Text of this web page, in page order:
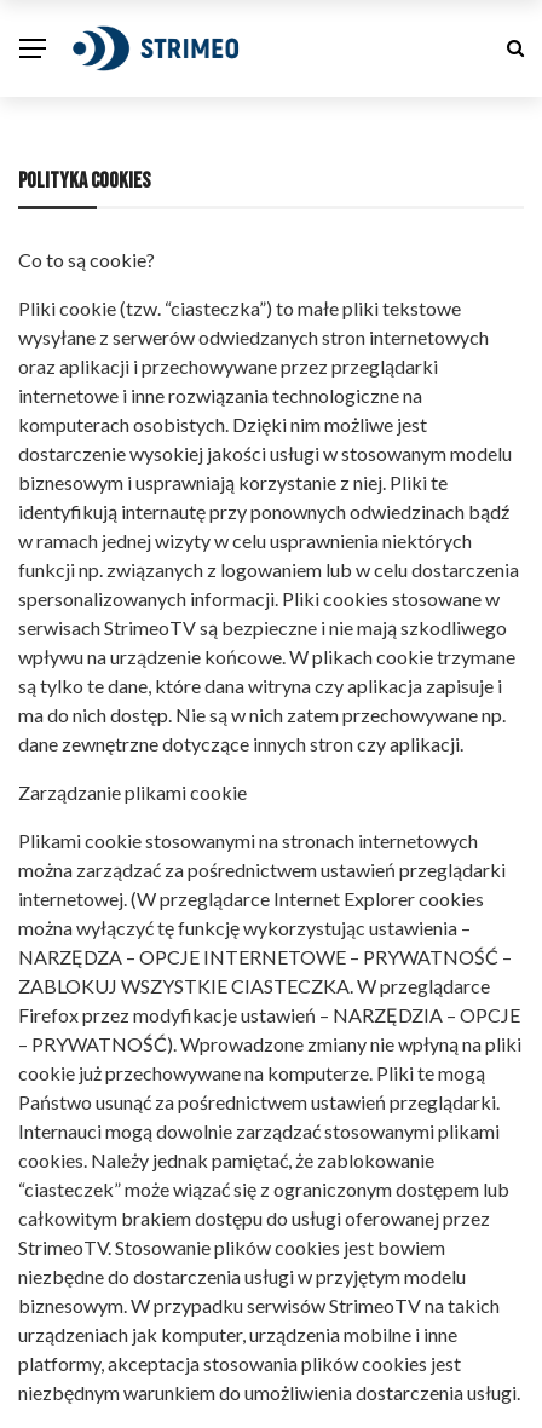
POLITYKA COOKIES
Co to są cookie?
Pliki cookie (tzw. “ciasteczka”) to małe pliki tekstowe
wysyłane z serwerów odwiedzanych stron internetowych
oraz aplikacji i przechowywane przez przeglądarki
internetowe i inne rozwiązania technologiczne na
komputerach osobistych. Dzięki nim możliwe jest
dostarczenie wysokiej jakości usługi w stosowanym modelu
biznesowym i usprawniają korzystanie z niej. Pliki te
identyfikują internautę przy ponownych odwiedzinach bądź
w ramach jednej wizyty w celu usprawnienia niektórych
funkcji np. związanych z logowaniem lub w celu dostarczenia
spersonalizowanych informacji. Pliki cookies stosowane w
serwisach StrimeoTV są bezpieczne i nie mają szkodliwego
wpływu na urządzenie końcowe. W plikach cookie trzymane
są tylko te dane, które dana witryna czy aplikacja zapisuje i
ma do nich dostęp. Nie są w nich zatem przechowywane np.
dane zewnętrzne dotyczące innych stron czy aplikacji.
Zarządzanie plikami cookie
Plikami cookie stosowanymi na stronach internetowych
można zarządzać za pośrednictwem ustawień przeglądarki
internetowej. (W przeglądarce Internet Explorer cookies
można wyłączyć tę funkcję wykorzystując ustawienia –
NARZĘDZA – OPCJE INTERNETOWE – PRYWATNOŚĆ –
ZABLOKUJ WSZYSTKIE CIASTECZKA. W przeglądarce
Firefox przez modyfikacje ustawień – NARZĘDZIA – OPCJE
– PRYWATNOŚĆ). Wprowadzone zmiany nie wpłyną na pliki
cookie już przechowywane na komputerze. Pliki te mogą
Państwo usunąć za pośrednictwem ustawień przeglądarki.
Internauci mogą dowolnie zarządzać stosowanymi plikami
cookies. Należy jednak pamiętać, że zablokowanie
“ciasteczek” może wiązać się z ograniczonym dostępem lub
całkowitym brakiem dostępu do usługi oferowanej przez
StrimeoTV. Stosowanie plików cookies jest bowiem
niezbędne do dostarczenia usługi w przyjętym modelu
biznesowym. W przypadku serwisów StrimeoTV na takich
urządzeniach jak komputer, urządzenia mobilne i inne
platformy, akceptacja stosowania plików cookies jest
niezbędnym warunkiem do umożliwienia dostarczenia usługi.